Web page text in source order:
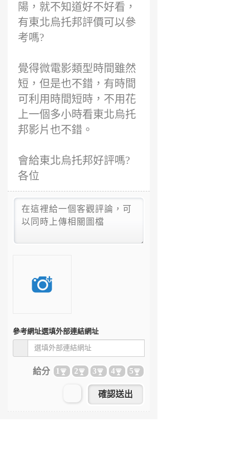
陽，就不知道好不好看，
有東北烏托邦評價可以參
考嗎?
覺得微電影類型時間雖然
短，但是也不錯，有時間
可利用時間短時，不用花
上一個多小時看東北烏托
邦影片也不錯。
會給東北烏托邦好評嗎?
各位
參考網址選填外部連結網址
給分 1 2 3 4 5